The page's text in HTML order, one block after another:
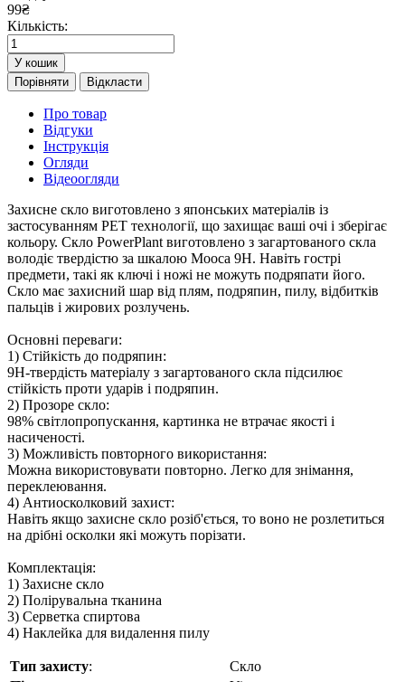
99₴
Кількість:
У кошик
Порівняти
Відкласти
Про товар
Відгуки
Інструкція
Огляди
Відеоогляди
Захисне скло виготовлено з японських матеріалів із
застосуванням PET технології, що захищає ваші очі і зберігає
кольору. Скло PowerPlant виготовлено з загартованого скла
володіє твердістю за шкалою Мооса 9H. Навіть гострі
предмети, такі як ключі і ножі не можуть подряпати його.
Скло має захисний шар від плям, подряпин, пилу, відбитків
пальців і жирових розлучень.
Основні переваги:
1) Стійкість до подряпин:
9H-твердість матеріалу з загартованого скла підсилює
стійкість проти ударів і подряпин.
2) Прозоре скло:
98% світлопропускання, картинка не втрачає якості і
насиченості.
3) Можливість повторного використання:
Можна використовувати повторно. Легко для знімання,
переклеювання.
4) Антиосколковий захист:
Навіть якщо захисне скло розіб'ється, то воно не розлетиться
на дрібні осколки які можуть порізати.
Комплектація:
1) Захисне скло
2) Полірувальна тканина
3) Серветка спиртова
4) Наклейка для видалення пилу
Тип захисту:
Скло